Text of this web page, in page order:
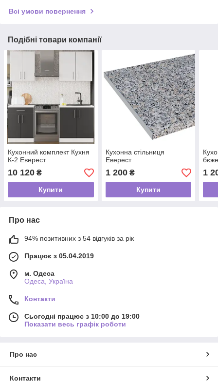
Всі умови повернення
Подібні товари компанії
Кухонний комплект Кухня
К-2 Еверест
10 120 ₴
Купити
Кухонна стільниця
Еверест
1 200₴
Купити
1
Про нас
94% позитивних з 54 відгуків за рік
Працює з 05.04.2019
м. Одеса
Одеса, Україна
Контакти
Сьогодні працює з 10:00 до 19:00
Показати весь графік роботи
Про нас
Контакти